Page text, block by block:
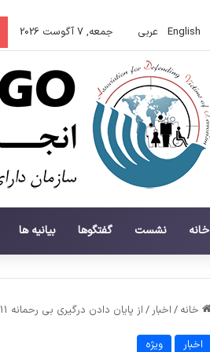
English عربي جمعه, 7 آگوست 2026
خانه نشست گفتگوها بیانیه ها
خانه / اخبار/ از پایان دادن درگیری بی رحمانه 11 ساله در سوریه حمایت کنید
اخبار ویژه